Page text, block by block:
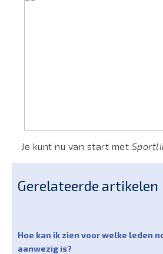
Je kunt nu van start met
Gerelateerde artikelen
Hoe kan ik zien voor welke leden
aanwezig is?